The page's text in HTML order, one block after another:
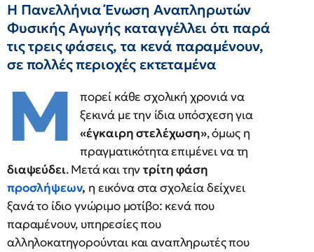
Η Πανελλήνια Ένωση Αναπληρωτών
Φυσικής Αγωγής καταγγέλλει ότι παρά
τις τρεις φάσεις, τα κενά παραμένουν,
σε πολλές περιοχές εκτεταμένα
Μ
πορεί κάθε σχολική χρονιά να
ξεκινά με την ίδια υπόσχεση για
«έγκαιρη στελέχωση», όμως η
πραγματικότητα επιμένει να τη
διαψεύδει. Μετά και τηντρίτη φάση
προσλήψεων, η εικόνα στα σχολεία δείχνει
ξανά το ίδιο γνώριμο μοτίβο: κενά που
παραμένουν, υπηρεσίες που
αλληλοκατηγορούνται και αναπληρωτές που